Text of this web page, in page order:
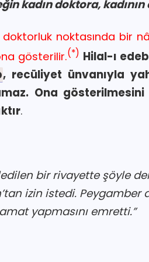
kadın doktora,
doktorluk noktasında bir
gösterilir.(*) Hilal-ı
, recüliyet ünvanıyla
Ona
.
bir rivayette şöyle
izin istedi. Peygamber
yapmasını emretti.”